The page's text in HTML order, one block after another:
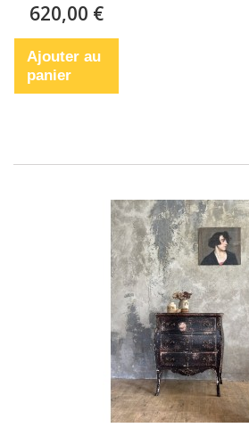
620,00 €
Ajouter au
panier